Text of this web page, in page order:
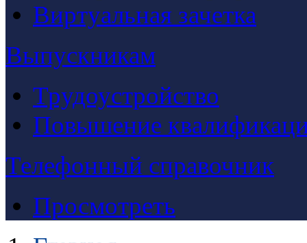
Виртуальная зачетка
Выпускникам
Трудоустройство
Повышение
Телефонный справочник
Просмотреть